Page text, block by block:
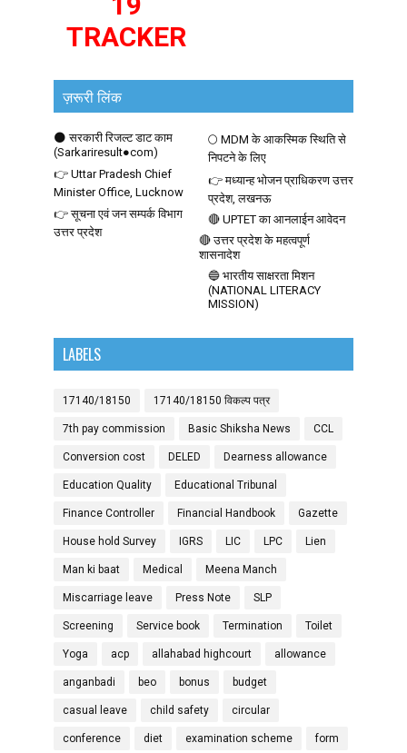
TRACKER
ज़रूरी लिंक
🌑 सरकारी रिजल्ट डाट काम
(Sarkariresult●com)
🌕 MDM के आकस्मिक स्थिति से
निपटने के लिए
👉 Uttar Pradesh Chief
Minister Office, Lucknow
👉 मध्यान्ह भोजन प्राधिकरण उत्तर
प्रदेश, लखनऊ
👉 सूचना एवं जन सम्पर्क विभाग
उत्तर प्रदेश
🔴 UPTET का आनलाईन आवेदन
🔴 उत्तर प्रदेश के महत्वपूर्ण
शासनादेश
🔵 भारतीय साक्षरता मिशन
(NATIONAL LITERACY
MISSION)
LABELS
17140/18150 17140/18150 विकल्प पत्र
7th pay commission Basic Shiksha News CCL
Conversion cost DELED Dearness allowance
Education Quality Educational Tribunal
Finance Controller Financial Handbook Gazette
House hold Survey IGRS LIC LPC Lien
Man ki baat Medical Meena Manch
Miscarriage leave Press Note SLP
Screening Service book Termination Toilet
Yoga acp allahabad highcourt allowance
anganbadi beo bonus budget
casual leave child safety circular
conference diet examination scheme form